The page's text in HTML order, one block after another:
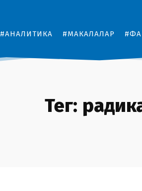
#АНАЛИТИКА #МАКАЛАЛАР
Тег: